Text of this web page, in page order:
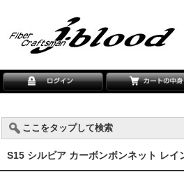
ここをタップして検索
S15 シルビア カーボンボンネット レイ